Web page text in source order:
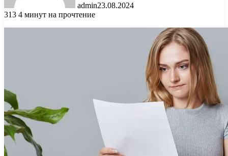
admin23.08.2024
313 4 минут на прочтение